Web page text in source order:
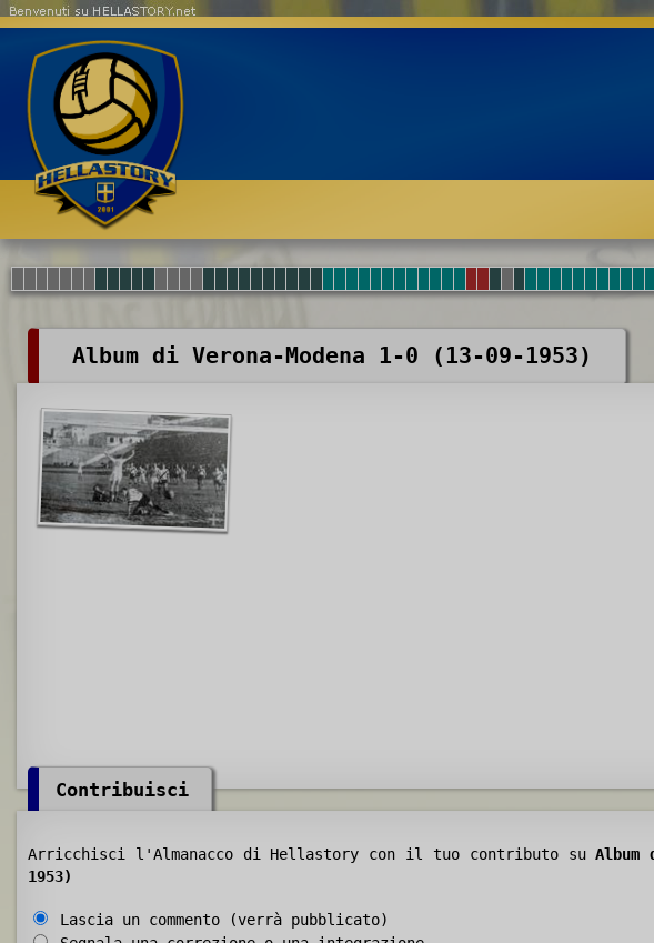
Benvenuti su HELLASTORY.net
Album di Verona-Modena 1-0 (13-09-1953)
Contribuisci
Arricchisci l'Almanacco di Hellastory con il tuo contributo suAlbum
1953)
Lascia un commento (verrà pubblicato)